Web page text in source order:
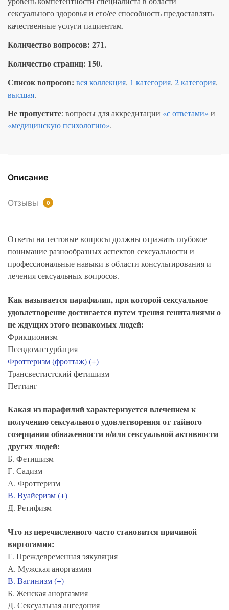
сексуального здоровья и его/ее способность предоставлять
качественные услуги пациентам.
Количество вопросов: 271.
Количество страниц: 150.
Список вопросов: вся коллекция, 1 категория, 2 категория,
высшая.
Не пропустите: вопросы для аккредитации «с ответами» и
«медицинскую психологию».
Описание
Отзывы 0
Ответы на тестовые вопросы должны отражать глубокое
понимание разнообразных аспектов сексуальности и
профессиональные навыки в области консультирования и
лечения сексуальных вопросов.
Как называется парафилия, при которой сексуальное
удовлетворение достигается путем трения гениталиями о
не ждущих этого незнакомых людей:
Фрикционизм
Псевдомастурбация
Фроттеризм (фроттаж) (+)
Трансвестистский фетишизм
Петтинг
Какая из парафилий характеризуется влечением к
получению сексуального удовлетворения от тайного
созерцания обнаженности и/или сексуальной активности
других людей:
Б. Фетишизм
Г. Садизм
А. Фроттеризм
В. Вуайеризм (+)
Д. Ретифизм
Что из перечисленного часто становится причиной
виргогамии:
Г. Преждевременная эякуляция
А. Мужская аноргазмия
В. Вагинизм (+)
Б. Женская аноргазмия
Д. Сексуальная ангедония